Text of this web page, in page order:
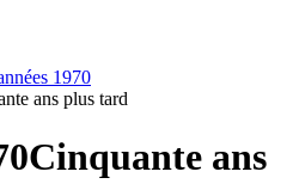
1970
ans plus tard
Cinquante ans